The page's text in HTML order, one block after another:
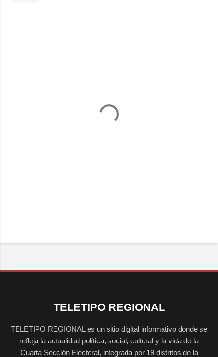
TELETIPO REGIONAL
TELETIPO REGIONAL es un sitio digital informativo donde se
refleja la actualidad política, social, cultural y la vida de la
Cuarta Sección Electoral, integrada por 19 distritos de la